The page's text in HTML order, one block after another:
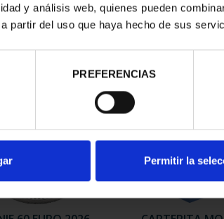
y análisis web, quienes pueden
partir del uso que haya hecho de sus
PREFERENCIAS
Permitir la
encontrados